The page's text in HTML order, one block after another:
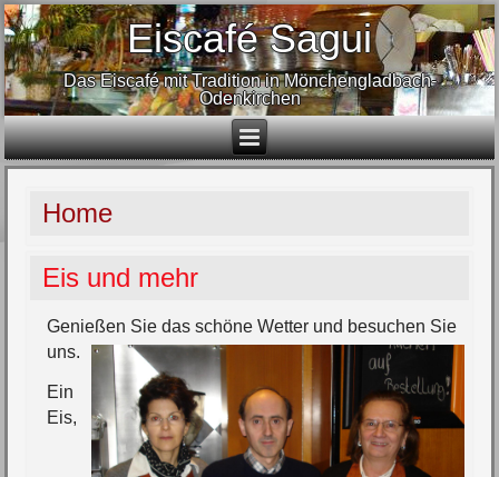
Eiscafé Sagui
Das Eiscafé mit Tradition in Mönchengladbach-
Odenkirchen
Home
Eis und mehr
Genießen Sie das schöne Wetter und besuchen Sie
uns.
Ein
Eis,